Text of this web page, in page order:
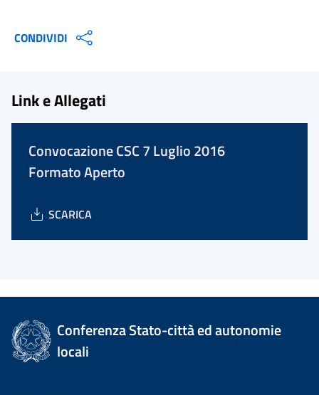
CONDIVIDI
Link e Allegati
Convocazione CSC 7 Luglio 2016
Formato Aperto
SCARICA
Conferenza Stato-città ed autonomie
locali